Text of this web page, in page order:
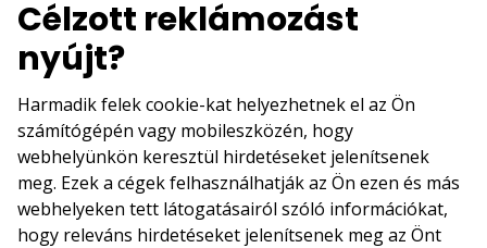
Célzott reklámozást
nyújt?
Harmadik felek cookie-kat helyezhetnek el az Ön
számítógépén vagy mobileszközén, hogy
webhelyünkön keresztül hirdetéseket jelenítsenek
meg. Ezek a cégek felhasználhatják az Ön ezen és más
webhelyeken tett látogatásairól szóló információkat,
hogy releváns hirdetéseket jelenítsenek meg az Önt